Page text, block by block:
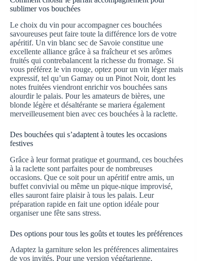
sublimer vos bouchées
Le choix du vin pour accompagner ces bouchées
savoureuses peut faire toute la différence lors de votre
apéritif. Un vin blanc sec de Savoie constitue une
excellente alliance grâce à sa fraîcheur et ses arômes
fruités qui contrebalancent la richesse du fromage. Si
vous préférez le vin rouge, optez pour un vin léger mais
expressif, tel qu’un Gamay ou un Pinot Noir, dont les
notes fruitées viendront enrichir vos bouchées sans
alourdir le palais. Pour les amateurs de bières, une
blonde légère et désaltérante se mariera également
merveilleusement bien avec ces bouchées à la raclette.
Des bouchées qui s’adaptent à toutes les occasions
festives
Grâce à leur format pratique et gourmand, ces bouchées
à la raclette sont parfaites pour de nombreuses
occasions. Que ce soit pour un apéritif entre amis, un
buffet convivial ou même un pique-nique improvisé,
elles sauront faire plaisir à tous les palais. Leur
préparation rapide en fait une option idéale pour
organiser une fête sans stress.
Des options pour tous les goûts et toutes les préférences
Adaptez la garniture selon les préférences alimentaires
de vos invités. Pour une version végétarienne,